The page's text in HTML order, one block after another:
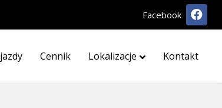
Facebook
Cennik Lokalizacje Kontakt